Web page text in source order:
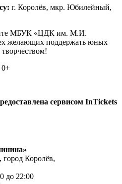
г. Королёв, мкр. Юбилейный,
МБУК «ЦДК им. М.И.
желающих поддержать юных
0+
сервисом InTickets
город Королёв,
до 22:00